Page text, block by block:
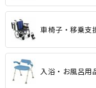
車椅子・移乗支
入浴・お風呂用